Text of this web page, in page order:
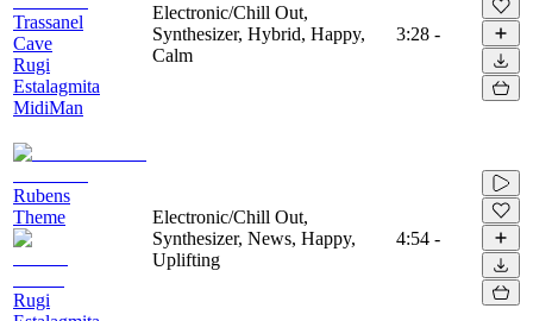
Trassanel
Cave
Rugi
Estalagmita
MidiMan
Electronic/Chill Out,
Synthesizer, Hybrid, Happy,
Calm
3:28 -
Rubens
Theme
Rugi
Electronic/Chill Out,
Synthesizer, News, Happy,
Uplifting
4:54 -